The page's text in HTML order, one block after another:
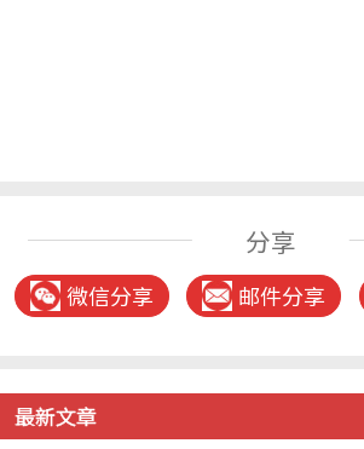
分享
微信分享 邮件分享
最新文章